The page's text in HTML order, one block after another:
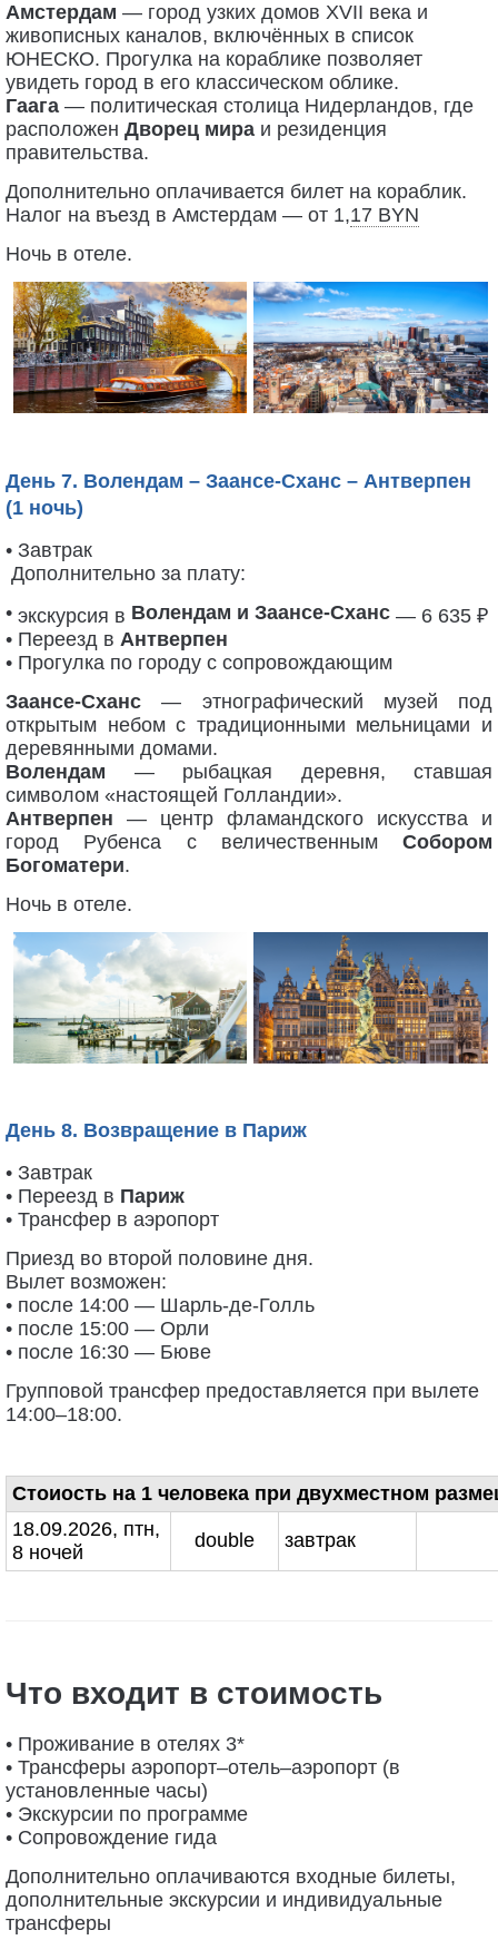
Амстердам — город узких домов XVII века и
живописных каналов, включённых в список
ЮНЕСКО. Прогулка на кораблике позволяет
увидеть город в его классическом облике.
Гаага — политическая столица Нидерландов, где
расположен Дворец мира и резиденция
правительства.
Дополнительно оплачивается билет на кораблик.
Налог на въезд в Амстердам — от 1,17 BYN
Ночь в отеле.
День 7. Волендам – Заансе-Сханс – Антверпен
(1 ночь)
• Завтрак
Дополнительно за плату:
• экскурсия в Волендам и Заансе-Сханс — 6 635 ₽
• Переезд в Антверпен
• Прогулка по городу с сопровождающим
Заансе-Сханс — этнографический музей под
открытым небом с традиционными мельницами и
деревянными домами.
Волендам — рыбацкая деревня, ставшая
символом «настоящей Голландии».
Антверпен — центр фламандского искусства и
город Рубенса с величественным Собором
Богоматери.
Ночь в отеле.
День 8. Возвращение в Париж
• Завтрак
• Переезд в Париж
• Трансфер в аэропорт
Приезд во второй половине дня.
Вылет возможен:
• после 14:00 — Шарль-де-Голль
• после 15:00 — Орли
• после 16:30 — Бюве
Групповой трансфер предоставляется при вылете
14:00–18:00.
Стоиость на 1 человека при двухместном
18.09.2026, птн,
8 ночей
double завтрак
Что входит в стоимость
• Проживание в отелях 3*
• Трансферы аэропорт–отель–аэропорт (в
установленные часы)
• Экскурсии по программе
• Сопровождение гида
Дополнительно оплачиваются входные билеты,
дополнительные экскурсии и индивидуальные
трансферы